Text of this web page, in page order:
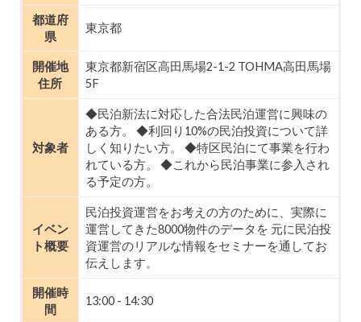
都道府
県
東京都
開催地
住所
東京都新宿区高田馬場2-1-2 TOHMA高田馬場
5F
対象者
◆民泊新法に対応した合法民泊運営に興味の
ある方。 ◆利回り10%の民泊投資について詳
しく知りたい方。 ◆特区民泊にて事業を行わ
れている方。 ◆これから民泊事業に参入され
る予定の方。
イベン
ト概要
民泊投資運営をお考えの方のために、実際に
運営してきた8000物件のデータを 元に民泊投
資運営のリアルな情報をセミナーを通してお
伝えします。
開催時
間
13:00 - 14:30